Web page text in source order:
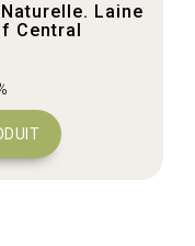
Laine
Central